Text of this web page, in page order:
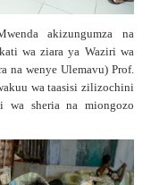
akizungumza na
wa ziara ya Waziri wa
na wenye Ulemavu) Prof.
wa taasisi zilizochini
wa sheria na miongozo